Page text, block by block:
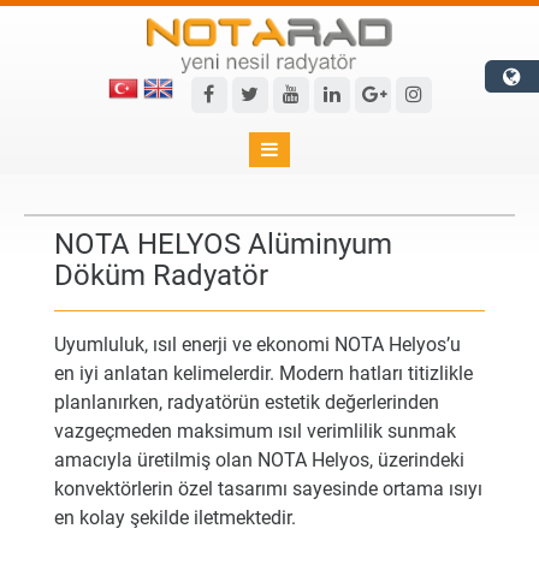

NOTA HELYOS Alüminyum
Döküm Radyatör
Uyumluluk, ısıl enerji ve ekonomi NOTA Helyos’u
en iyi anlatan kelimelerdir. Modern hatları titizlikle
planlanırken, radyatörün estetik değerlerinden
vazgeçmeden maksimum ısıl verimlilik sunmak
amacıyla üretilmiş olan NOTA Helyos, üzerindeki
konvektörlerin özel tasarımı sayesinde ortama ısıyı
en kolay şekilde iletmektedir.